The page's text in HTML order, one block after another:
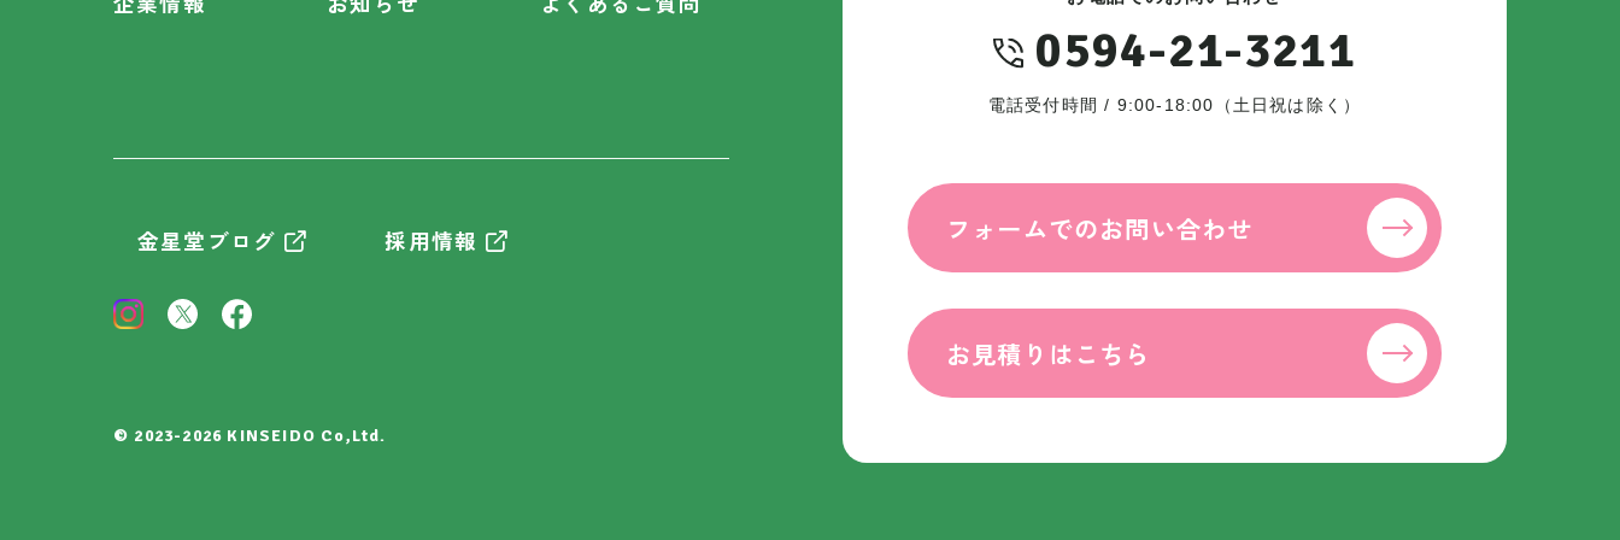
金星堂ブログ 採用情報
© 2023-2026 KINSEIDO Co,Ltd.
0594-21-3211
電話受付時間 / 9:00-18:00（土日祝は除く）
フォームでのお問い合わせ
お見積りはこちら